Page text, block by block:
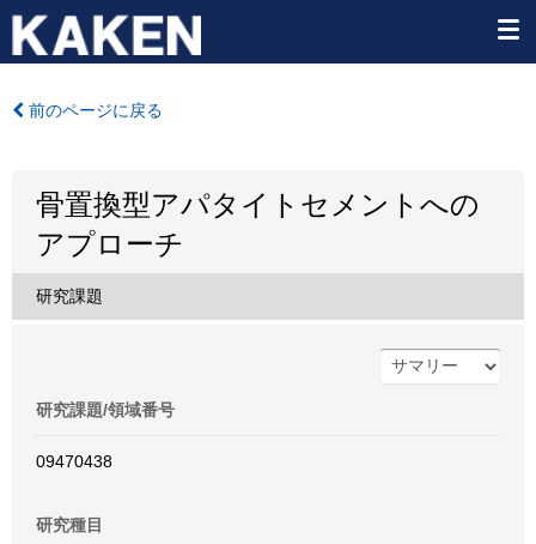
前のページに戻る
骨置換型アパタイトセメントへの
アプローチ
研究課題
研究課題/領域番号
09470438
研究種目